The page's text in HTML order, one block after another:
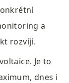
a
rozvíjí.
Je to
dnes i